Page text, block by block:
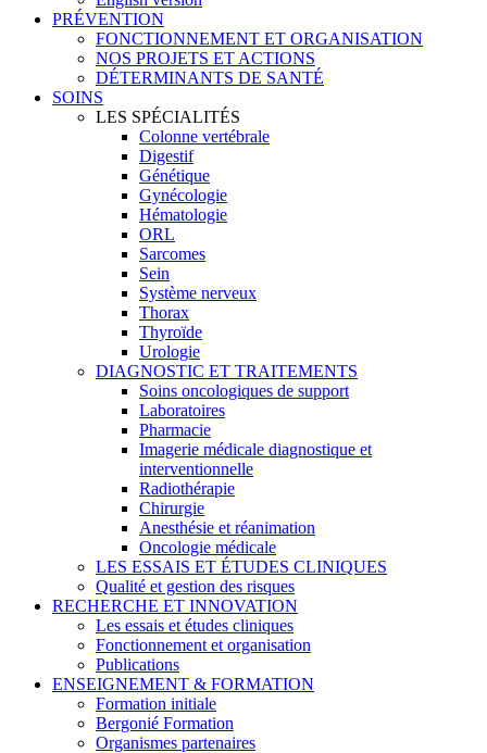
PRÉVENTION
FONCTIONNEMENT ET ORGANISATION
NOS PROJETS ET ACTIONS
DÉTERMINANTS DE SANTÉ
SOINS
LES SPÉCIALITÉS
Colonne vertébrale
Digestif
Génétique
Gynécologie
Hématologie
ORL
Sarcomes
Sein
Système nerveux
Thorax
Thyroïde
Urologie
DIAGNOSTIC ET TRAITEMENTS
Soins oncologiques de support
Laboratoires
Pharmacie
Imagerie médicale diagnostique et
interventionnelle
Radiothérapie
Chirurgie
Anesthésie et réanimation
Oncologie médicale
LES ESSAIS ET ÉTUDES CLINIQUES
Qualité et gestion des risques
RECHERCHE ET INNOVATION
Les essais et études cliniques
Fonctionnement et organisation
Publications
ENSEIGNEMENT & FORMATION
Formation initiale
Bergonié Formation
Organismes partenaires